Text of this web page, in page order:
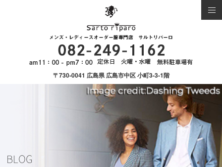
〒730-0041 広島県 広島市中区 小町3-3-1階
BLOG